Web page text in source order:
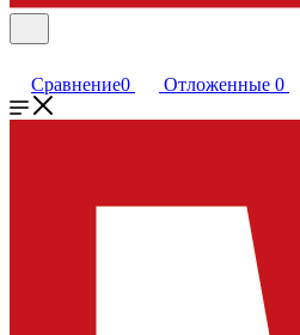
Сравнение0 Отложенные 0